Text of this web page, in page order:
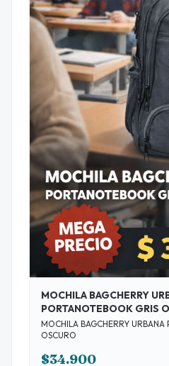
MOCHILA BAGCHERRY
PORTANOTEBOOK GRIS
MOCHILA BAGCHERRY URBANA
OSCURO
$34.900